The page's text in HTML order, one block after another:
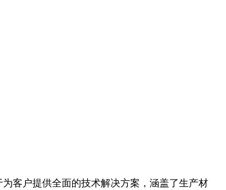
客户提供全面的技术解决方案，涵盖了生产材